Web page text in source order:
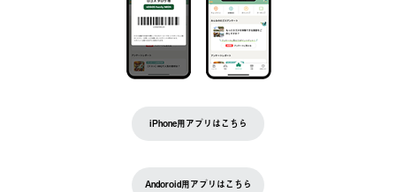
iPhone用アプリはこちら
Andoroid用アプリはこちら